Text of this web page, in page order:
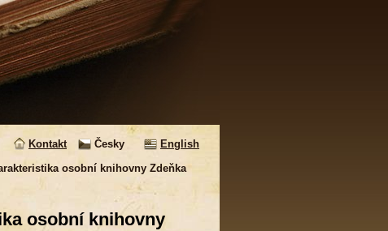
Kontakt Česky
English
osobní knihovny Zdeňka
osobní knihovny